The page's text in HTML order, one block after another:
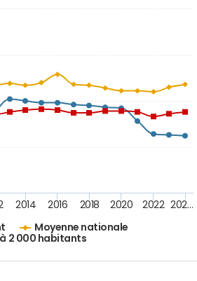
Moyenne nationale
2 000 habitants
2014 2016 2018 2020 2022 202…